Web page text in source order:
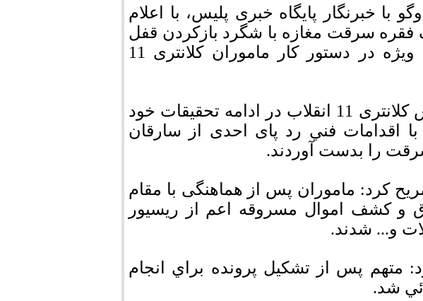
خبرنگار پایگاه خبری پلیس، با اعلام
فقره سرقت مغازه با شگرد بازکردن قفل
با شاه کلید، موضوع به صورت ویژه در دستور کار ماموران کلانتری 11
وی افزود: ماموران دایره تجسس کلانتری 11 انقلاب در ادامه تحقیقات خود
اقدامات فني رد پای احدی از سارقان
را بدست آوردند.
کرد: ماموران پس از هماهنگی با مقام
و کشف اموال مسروقه اعم از ریسیور
و... شدند.
متهم پس از تشكيل پرونده براي انجام
شد.